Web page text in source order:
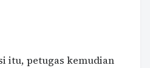
itu, petugas kemudian